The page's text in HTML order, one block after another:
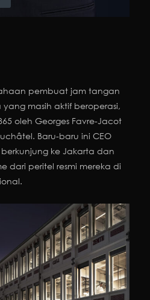
pembuat jam tangan
yang masih aktif beroperasi,
oleh Georges Favre-Jacot
Baru-baru ini CEO
ke Jakarta dan
dari peritel resmi mereka di